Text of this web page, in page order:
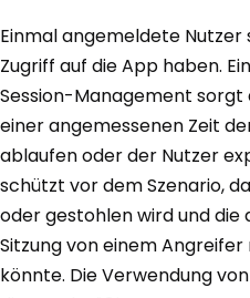
Einmal angemeldete
Zugriff auf die App haben.
Session-Management sorgt
einer angemessenen Zeit
ablaufen oder der Nutzer
schützt vor dem Szenario,
oder gestohlen wird und
Sitzung von einem
könnte. Die Verwendung